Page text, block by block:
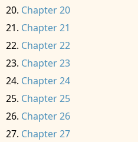
Chapter 20
Chapter 21
Chapter 22
Chapter 23
Chapter 24
Chapter 25
Chapter 26
Chapter 27